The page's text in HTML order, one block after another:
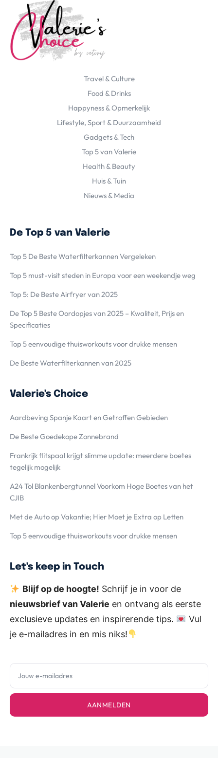
Travel & Culture
Food & Drinks
Happyness & Opmerkelijk
Lifestyle, Sport & Duurzaamheid
Gadgets & Tech
Top 5 van Valerie
Health & Beauty
Huis & Tuin
Nieuws & Media
De Top 5 van Valerie
Top 5 De Beste Waterfilterkannen Vergeleken
Top 5 must-visit steden in Europa voor een weekendje weg
Top 5: De Beste Airfryer van 2025
De Top 5 Beste Oordopjes van 2025 – Kwaliteit, Prijs en
Specificaties
Top 5 eenvoudige thuisworkouts voor drukke mensen
De Beste Waterfilterkannen van 2025
Valerie's Choice
Aardbeving Spanje Kaart en Getroffen Gebieden
De Beste Goedekope Zonnebrand
Frankrijk flitspaal krijgt slimme update: meerdere boetes
tegelijk mogelijk
A24 Tol Blankenbergtunnel Voorkom Hoge Boetes van het
CJIB
Met de Auto op Vakantie; Hier Moet je Extra op Letten
Top 5 eenvoudige thuisworkouts voor drukke mensen
Let's keep in Touch
Blijf op de hoogte! Schrijf je in voor de
nieuwsbrief van Valerie en ontvang als eerste
exclusieve updates en inspirerende tips.
Vul
je e-mailadres in en mis niks!
AANMELDEN